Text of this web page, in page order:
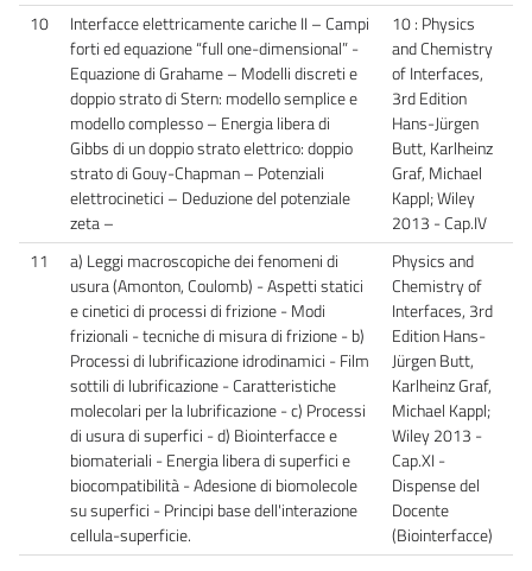
10
Interfacce elettricamente cariche II – Campi
forti ed equazione “full one-dimensional” -
Equazione di Grahame – Modelli discreti e
doppio strato di Stern: modello semplice e
modello complesso – Energia libera di
Gibbs di un doppio strato elettrico: doppio
strato di Gouy-Chapman – Potenziali
elettrocinetici – Deduzione del potenziale
zeta –
10 : Physics
and Chemistry
of Interfaces,
3rd Edition
Hans-Jürgen
Butt, Karlheinz
Graf, Michael
Kappl; Wiley
2013 - Cap.IV
11
a) Leggi macroscopiche dei fenomeni di
usura (Amonton, Coulomb) - Aspetti statici
e cinetici di processi di frizione - Modi
frizionali - tecniche di misura di frizione - b)
Processi di lubrificazione idrodinamici - Film
sottili di lubrificazione - Caratteristiche
molecolari per la lubrificazione - c) Processi
di usura di superfici - d) Biointerfacce e
biomateriali - Energia libera di superfici e
biocompatibilità - Adesione di biomolecole
su superfici - Principi base dell'interazione
cellula-superficie.
Physics and
Chemistry of
Interfaces, 3rd
Edition Hans-
Jürgen Butt,
Karlheinz Graf,
Michael Kappl;
Wiley 2013 -
Cap.XI -
Dispense del
Docente
(Biointerfacce)